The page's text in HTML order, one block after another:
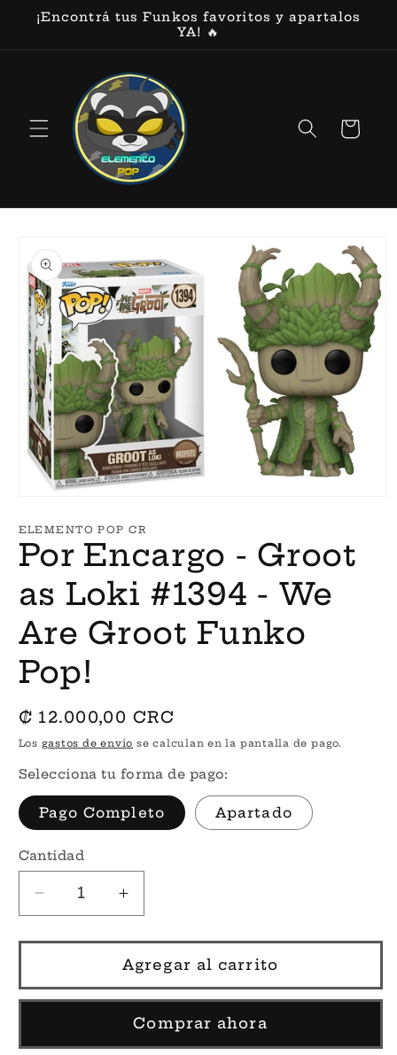
directamente
¡Encontrá tus Funkos favoritos y apartalos
YA! 🔥
Carrito
información
del producto
multimedia
1
en
una
modal
ELEMENTO POP CR
Por Encargo - Groot
as Loki #1394 - We
Are Groot Funko
Pop!
Precio
habitual
₡ 12.000,00 CRC
Los gastos de envío se calculan en la pantalla de pago.
Selecciona tu forma de pago:
Pago Completo Apartado
Cantidad
Reducir
cantidad
para
Encargo
-
as
Aumentar
cantidad
para
Por
Encargo
-
Groot
as
Agregar al carrito
Comprar ahora